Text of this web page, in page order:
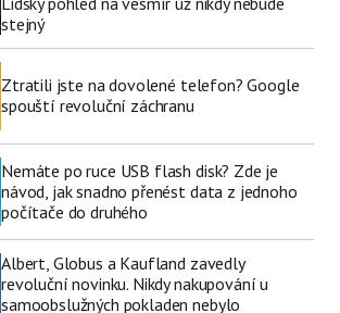
stejný
Ztratili jste na dovolené telefon? Google
spouští revoluční záchranu
Nemáte po ruce USB flash disk? Zde je
návod, jak snadno přenést data z jednoho
počítače do druhého
Albert, Globus a Kaufland zavedly
revoluční novinku. Nikdy nakupování u
samoobslužných pokladen nebylo